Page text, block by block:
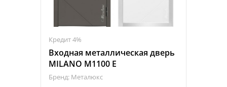
Кредит 4%
Входная металлическая дверь
MILANO M1100 E
Бренд: Металюкс